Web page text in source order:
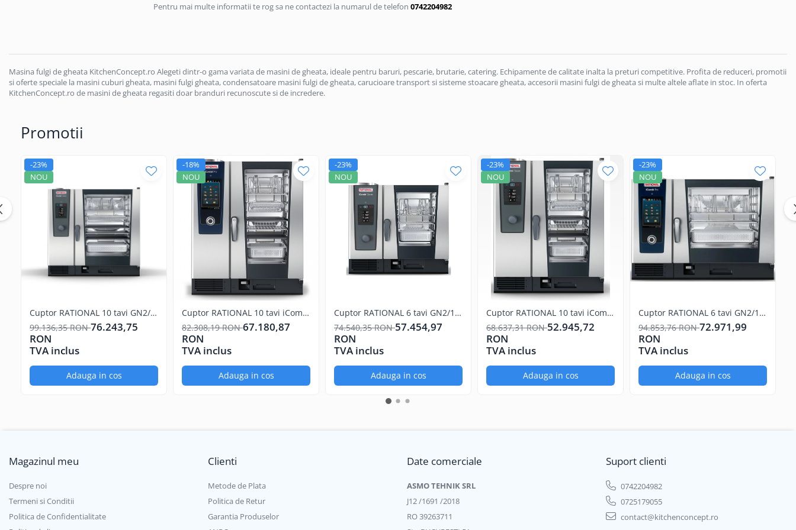
Masina de fiert paste
Linie 700
Masini de gatit
Marmite
Fry top / Gratar cu roca vulcanica
Masina de fiert paste
Aparate de mentinut cartofii la cald
Linie 900
Masini de gatit
Bain marie
Marmite
Fry top / Gratar cu roca vulcanica
Masina de fiert paste
Aparate de mentinut cartofii la cald
Plan cald
Plita cu inductie
Feliator mezeluri - Feliator carne
Masina de prelucrat branzeturi
Masina de tocat carne si Masina
Pentru mai multe informatii te rog sa ne contactezi la numarul de telefon 0742204982
Masina fulgi de gheata KitchenConcept.ro Alegeti dintr-o gama variata de masini de gheata, ideale pentru baruri, pescarie, brutarie, catering. Echipamente de calitate inalta la preturi competitive. Profita de reduceri, promotii
si oferte speciale la masini cuburi gheata, masini fulgi gheata, condensatoare masini fulgi de gheata, carucioare transport si sisteme stoacare gheata, accesorii masini fulgi de gheata si multe altele aflate in stoc. In oferta
KitchenConcept.ro de masini de gheata regasiti doar branduri recunoscute si de incredere.
Promotii
-23%
NOU
Cuptor RATIONAL 10 tavi GN2/1
iCombi Classic
99.136,35 RON76.243,75
RON
TVA inclus
Adauga in cos
-18%
NOU
Cuptor RATIONAL 10 tavi iCombi
PRO
82.308,19 RON67.180,87
RON
TVA inclus
Adauga in cos
-23%
NOU
Cuptor RATIONAL 6 tavi GN2/1
iCombi Classic
74.540,35 RON57.454,97
RON
TVA inclus
Adauga in cos
-23%
NOU
Cuptor RATIONAL 10 tavi iCombi
Classic
68.637,31 RON52.945,72
RON
TVA inclus
Adauga in cos
-23%
NOU
Cuptor RATIONAL 6 tavi GN2/1
iCombi PRO
94.853,76 RON72.971,99
RON
TVA inclus
Adauga in cos
Magazinul meu
Despre noi
Termeni si Conditii
Politica de Confidentialitate
Clienti
Metode de Plata
Politica de Retur
Garantia Produselor
Date comerciale
ASMO TEHNIK SRL
J12 /1691 /2018
RO 39263711
Suport clienti
0742204982
0725179055
contact@kitchenconcept.ro